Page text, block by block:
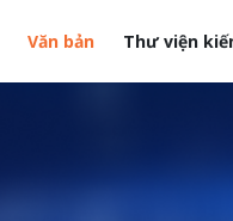
Văn bản Thư viện